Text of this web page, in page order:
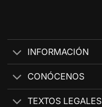
INFORMACIÓN
CONÓCENOS
TEXTOS LEGALES